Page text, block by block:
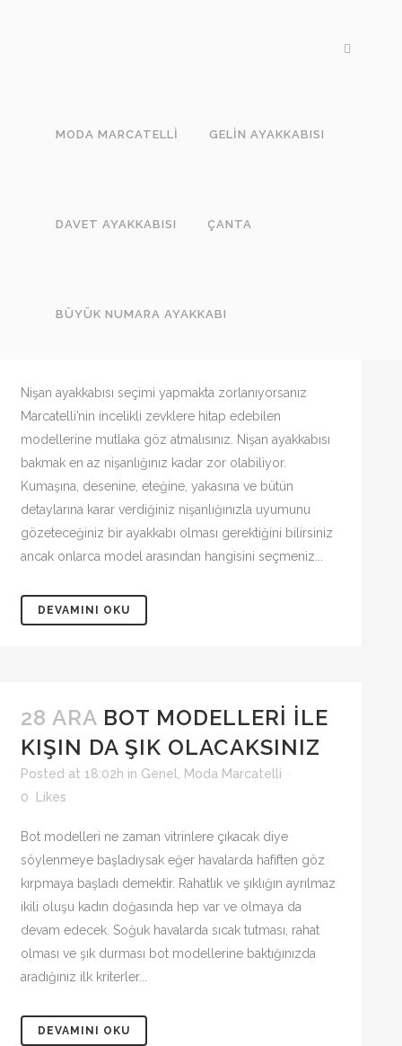
MODA MARCATELLI GELIN AYAKKABISI
DAVET AYAKKABISI ÇANTA
BÜYÜK NUMARA AYAKKABI
AYAKKABISI MODELLERI
Nişan ayakkabısı seçimi yapmakta zorlanıyorsanız
Marcatelli’nin incelikli zevklere hitap edebilen
modellerine mutlaka göz atmalısınız. Nişan ayakkabısı
bakmak en az nişanlığınız kadar zor olabiliyor.
Kumaşına, desenine, eteğine, yakasına ve bütün
detaylarına karar verdiğiniz nişanlığınızla uyumunu
gözeteceğiniz bir ayakkabı olması gerektiğini bilirsiniz
ancak onlarca model arasından hangisini seçmeniz...
DEVAMINI OKU
28 ARA BOT MODELLERI ILE
KIŞIN DA ŞIK OLACAKSINIZ
Posted at 18:02h in Genel
Moda Marcatelli
0
Likes
Bot modelleri ne zaman vitrinlere çıkacak diye
söylenmeye başladıysak eğer havalarda hafiften göz
kırpmaya başladı demektir. Rahatlık ve şıklığın ayrılmaz
ikili oluşu kadın doğasında hep var ve olmaya da
devam edecek. Soğuk havalarda sıcak tutması, rahat
olması ve şık durması bot modellerine baktığınızda
aradığınız ilk kriterler...
DEVAMINI OKU